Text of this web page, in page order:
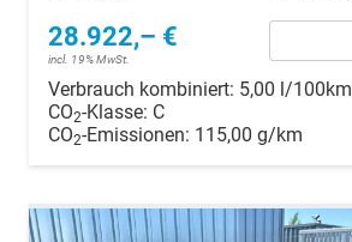
28.922,– €
incl. 19% MwSt.
Verbrauch kombiniert: 5,00 l/100km
CO2-Klasse: C
CO2-Emissionen: 115,00 g/km